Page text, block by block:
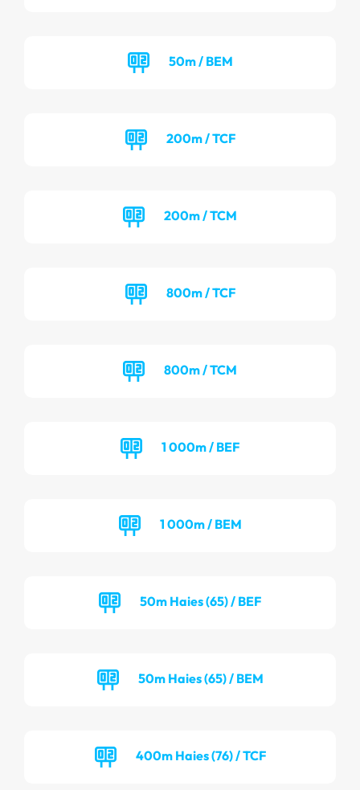
50m / BEM
200m / TCF
200m / TCM
800m / TCF
800m / TCM
1 000m / BEF
1 000m / BEM
50m Haies (65) / BEF
50m Haies (65) / BEM
400m Haies (76) / TCF